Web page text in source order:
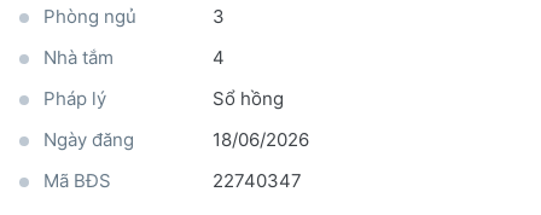
Phòng ngủ
3
Nhà tắm
4
Pháp lý
Sổ hồng
Ngày đăng
18/06/2026
Mã BĐS
22740347